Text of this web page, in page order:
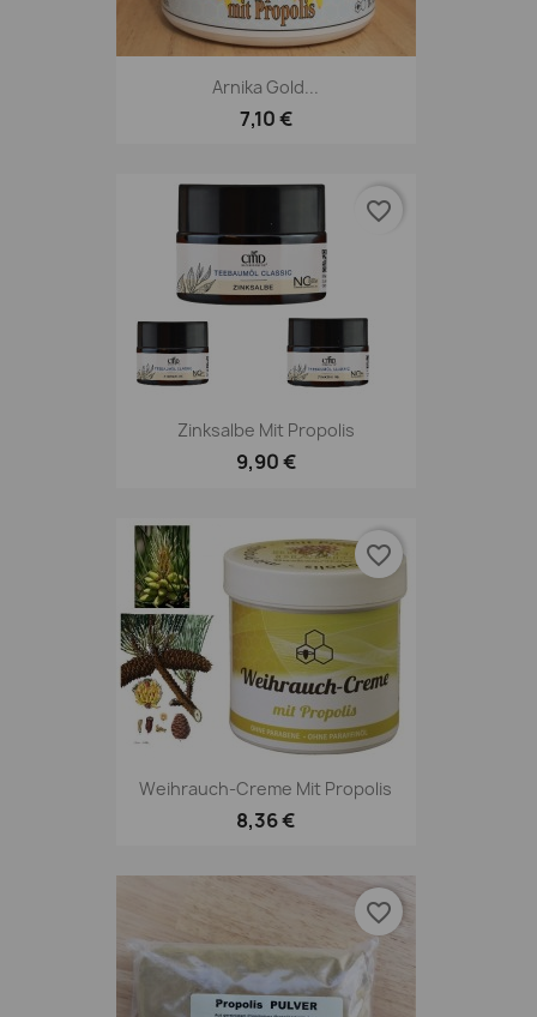
Arnika Gold...
7,10 €
Zinksalbe Mit Propolis
9,90 €
favorite_border
Weihrauch-Creme Mit Propolis
8,36 €
favorite_border
favorite_border